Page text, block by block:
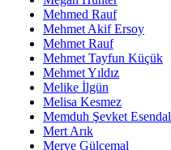
Mehmed Rauf
Mehmet Akif Ersoy
Mehmet Rauf
Mehmet Tayfun Küçük
Mehmet Yıldız
Melike İlgün
Melisa Kesmez
Memduh Şevket Esendal
Mert Arık
Merve Gülcemal